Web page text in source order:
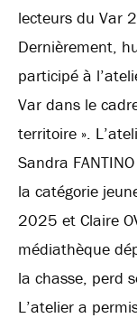
lecteurs du Var
Dernièrement,
participé à
Var dans le
territoire ».
Sandra
la catégorie
2025 et Claire
médiathèque
la chasse, perd
L’atelier a